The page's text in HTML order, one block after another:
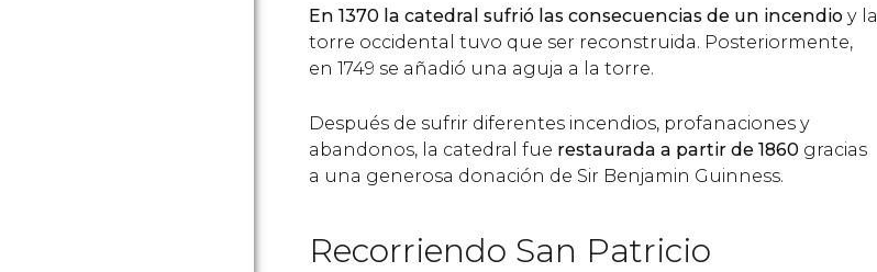
En 1370 la catedral sufrió las consecuencias de un incendio y la
torre occidental tuvo que ser reconstruida. Posteriormente,
en 1749 se añadió una aguja a la torre.
Después de sufrir diferentes incendios, profanaciones y
abandonos, la catedral fue restaurada a partir de 1860 gracias
a una generosa donación de Sir Benjamin Guinness.
Recorriendo San Patricio